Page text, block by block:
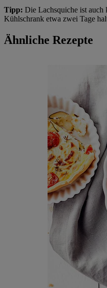
Tipp: Die Lachsquiche ist auch
Kühlschrank etwa zwei Tage
Ähnliche Rezepte